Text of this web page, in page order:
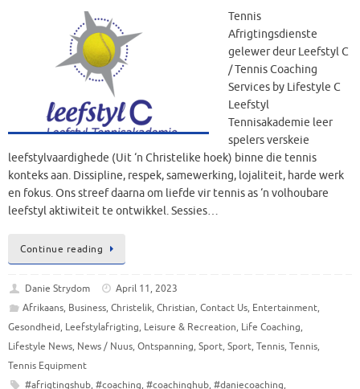
Tennis
Afrigtingsdienste
gelewer deur Leefstyl C
/ Tennis Coaching
Services by Lifestyle C
Leefstyl
Tennisakademie leer
spelers verskeie
leefstylvaardighede (Uit ‘n Christelike hoek) binne die tennis
konteks aan. Dissipline, respek, samewerking, lojaliteit, harde werk
en fokus. Ons streef daarna om liefde vir tennis as ‘n volhoubare
leefstyl aktiwiteit te ontwikkel. Sessies…
Continue reading
Danie Strydom
April 11, 2023
Afrikaans, Business, Christelik, Christian, Contact Us, Entertainment,
Gesondheid, Leefstylafrigting, Leisure & Recreation, Life Coaching,
Lifestyle News, News / Nuus, Ontspanning, Sport, Sport, Tennis, Tennis,
Tennis Equipment
#afrigtingshub, #coaching, #coachinghub, #daniecoaching,